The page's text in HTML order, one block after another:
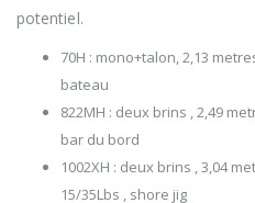
potentiel.
70H : mono+talon, 2,13
bateau
822MH : deux brins , 2,49
bar du bord
1002XH : deux brins , 3,04
15/35Lbs , shore jig